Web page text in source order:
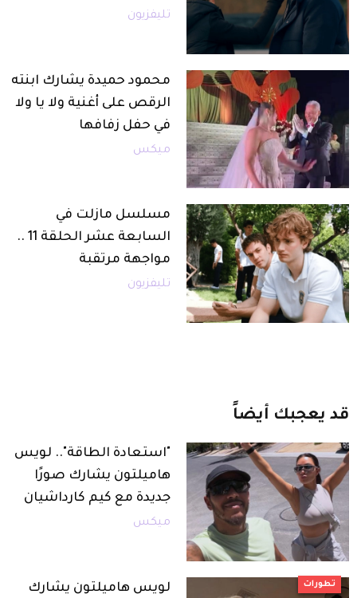
تليفزيون
محمود حميدة يشارك ابنته
الرقص على أغنية ولا يا ولا
في حفل زفافها
ميكس
مسلسل مازلت في
السابعة عشر الحلقة 11 ..
مواجهة مرتقبة
تليفزيون
قد يعجبك أيضاً
"استعادة الطاقة".. لويس
هاميلتون يشارك صورًا
جديدة مع كيم كارداشيان
ميكس
تطورات لويس هاميلتون يشارك